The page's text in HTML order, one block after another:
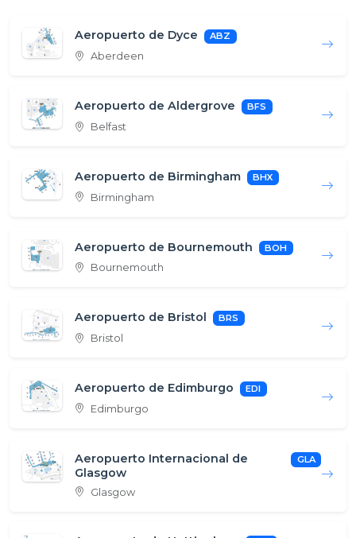
Aeropuerto de Dyce ABZ
Aberdeen
Aeropuerto de Aldergrove BFS
Belfast
Aeropuerto de Birmingham BHX
Birmingham
Aeropuerto de Bournemouth BOH
Bournemouth
Aeropuerto de Bristol BRS
Bristol
Aeropuerto de Edimburgo EDI
Edimburgo
Aeropuerto Internacional de
Glasgow
GLA
Glasgow